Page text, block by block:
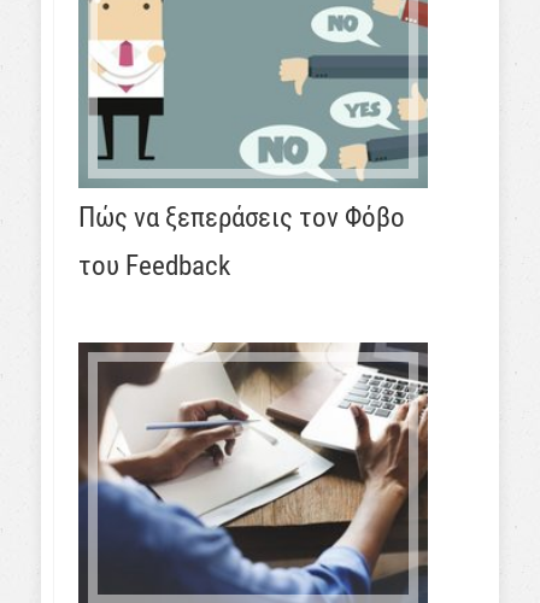
Πώς να ξεπεράσεις τον Φόβο
του Feedback